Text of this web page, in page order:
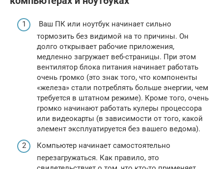
Ваш ПК или ноутбук начинает сильно
тормозить без видимой на то причины. Он
долго открывает рабочие приложения,
медленно загружает веб-страницы. При этом
вентилятор блока питания начинает работать
очень громко (это знак того, что компоненты
«железа» стали потреблять больше энергии, чем
требуется в штатном режиме). Кроме того, очень
громко начинают работать кулеры процессора
или видеокарты (в зависимости от того, какой
элемент эксплуатируется без вашего ведома).
Компьютер начинает самостоятельно
перезагружаться. Как правило, это